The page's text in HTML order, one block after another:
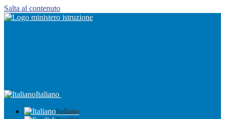
Salta al contenuto
Italiano
Italiano